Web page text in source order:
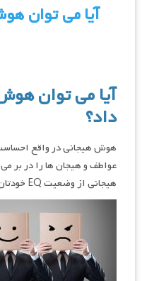
آیا می‌ توان
آیا می‌ توان
داد؟
هوش هیجانی در واقع
عواطف و هیجان‌ ها را در بر
هیجانی از وضعیت EQ خودتان مطلع شوید.